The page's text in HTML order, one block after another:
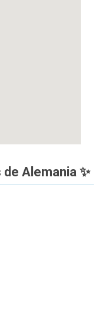
Alemania ✨